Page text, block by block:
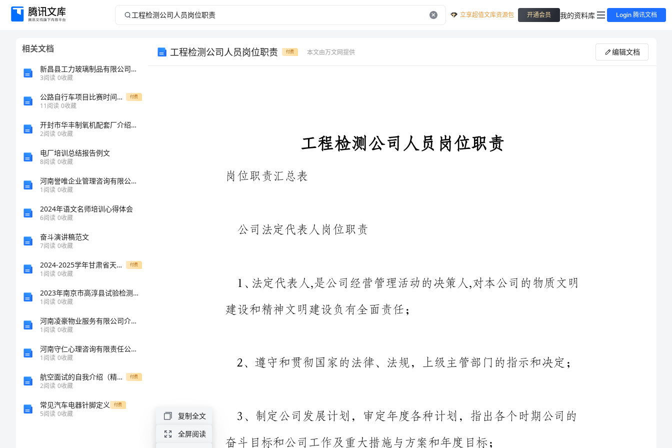
工
立享超值文库资源包 开通会员 我的资料库 Login 腾讯文档
相关文档
新昌县工力玻璃制品有限公司介绍企业发展分析报告
3阅读 0收藏
公路自行车项目比赛时间公布 付费
11阅读 0收藏
开封市华丰制氧机配套厂介绍企业发展分析报告
2阅读 0收藏
电厂培训总结报告例文
8阅读 0收藏
河南誉唯企业管理咨询有限公司介绍企业发展分析报告
1阅读 0收藏
2024年语文名师培训心得体会
6阅读 0收藏
奋斗演讲稿范文
7阅读 0收藏
2024-2025学年甘肃省天水市太京中学高一生物上学期期末质量跟踪监视试题含解析 付费
1阅读 0收藏
2023年南京市高淳县试验检测师之交通工程考试题库【考试直接用】
1阅读 0收藏
河南凌豪物业服务有限公司介绍企业发展分析报告
1阅读 0收藏
河南守仁心理咨询有限责任公司介绍企业发展分析报告
1阅读 0收藏
航空面试的自我介绍（精选） 付费
2阅读 0收藏
常见汽车电器针脚定义 付费
5阅读 0收藏
工程检测公司人员岗位职责 付费 本文由万文网提供 编辑文档
公司法定代表人岗位职责
2、遵守和贯彻国家的法律、法规，上级主管部门的指示和决定；
复制全文
全屏阅读